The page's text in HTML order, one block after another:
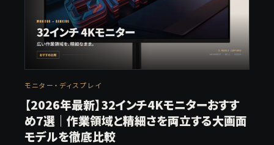
モニター・ディスプレイ
【2026年最新】32インチ4Kモニターおすす
め7選｜作業領域と精細さを両立する大画面
モデルを徹底比較